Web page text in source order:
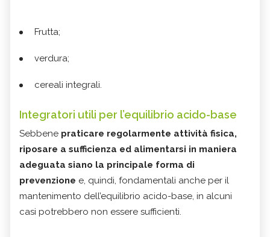
Frutta;
verdura;
cereali integrali.
Integratori utili per l’equilibrio acido-base
Sebbene praticare regolarmente attività fisica,
riposare a sufficienza ed alimentarsi in maniera
adeguata siano la principale forma di
prevenzione e, quindi, fondamentali anche per il
mantenimento dell’equilibrio acido-base, in alcuni
casi potrebbero non essere sufficienti.